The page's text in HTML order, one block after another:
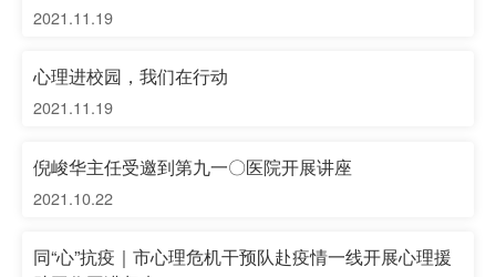
2021.11.19
心理进校园，我们在行动
2021.11.19
倪峻华主任受邀到第九一〇医院开展讲座
2021.10.22
同“心”抗疫｜市心理危机干预队赴疫情一线开展心理援